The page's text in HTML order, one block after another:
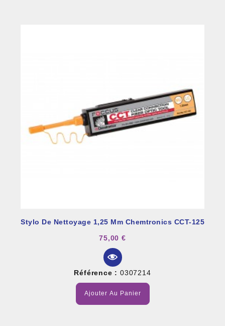
Stylo De Nettoyage 1,25 Mm Chemtronics CCT-125
75,00 €
Référence : 0307214
Ajouter Au Panier